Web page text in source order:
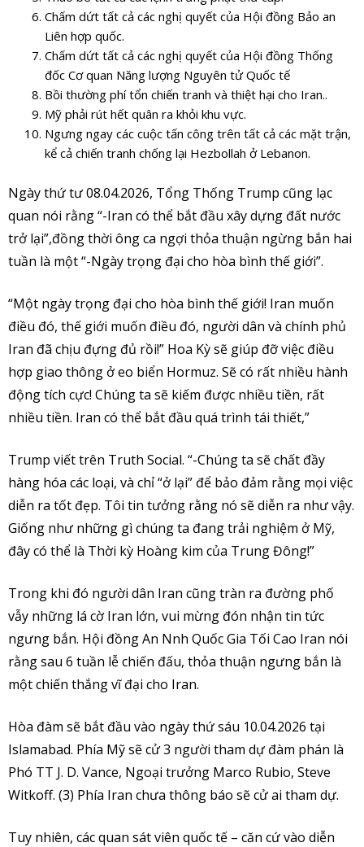
Chấm dứt tất cả các nghị quyết của Hội đồng Bảo an
Liên hợp quốc.
Chấm dứt tất cả các nghị quyết của Hội đồng Thống
đốc Cơ quan Năng lượng Nguyên tử Quốc tế
Bồi thường phí tổn chiến tranh và thiệt hại cho Iran..
Mỹ phải rút hết quân ra khỏi khu vực.
Ngưng ngay các cuộc tấn công trên tất cả các mặt trận,
kể cả chiến tranh chống lại Hezbollah ở Lebanon.
Ngày thứ tư 08.04.2026, Tổng Thống Trump cũng lạc
quan nói rằng “-Iran có thể bắt đầu xây dựng đất nước
trở lại”,đồng thời ông ca ngợi thỏa thuận ngừng bắn hai
tuần là một “-Ngày trọng đại cho hòa bình thế giới”.
“Một ngày trọng đại cho hòa bình thế giới! Iran muốn
điều đó, thế giới muốn điều đó, người dân và chính phủ
Iran đã chịu đựng đủ rồi!” Hoa Kỳ sẽ giúp đỡ việc điều
hợp giao thông ở eo biển Hormuz. Sẽ có rất nhiều hành
động tích cực! Chúng ta sẽ kiếm được nhiều tiền, rất
nhiều tiền. Iran có thể bắt đầu quá trình tái thiết,”
Trump viết trên Truth Social. “-Chúng ta sẽ chất đầy
hàng hóa các loại, và chỉ “ở lại” để bảo đảm rằng mọi việc
diễn ra tốt đẹp. Tôi tin tưởng rằng nó sẽ diễn ra như vậy.
Giống như những gì chúng ta đang trải nghiệm ở Mỹ,
đây có thể là Thời kỳ Hoàng kim của Trung Đông!”
Trong khi đó người dân Iran cũng tràn ra đường phố
vẫy những lá cờ Iran lớn, vui mừng đón nhận tin tức
ngưng bắn. Hội đồng An Nnh Quốc Gia Tối Cao Iran nói
rằng sau 6 tuần lễ chiến đấu, thỏa thuận ngưng bắn là
một chiến thắng vĩ đại cho Iran.
Hòa đàm sẽ bắt đầu vào ngày thứ sáu 10.04.2026 tại
Islamabad. Phía Mỹ sẽ cử 3 người tham dự đàm phán là
Phó TT J. D. Vance, Ngoại trưởng Marco Rubio, Steve
Witkoff. (3) Phía Iran chưa thông báo sẽ cử ai tham dự.
Tuy nhiên, các quan sát viên quốc tế – căn cứ vào diễn